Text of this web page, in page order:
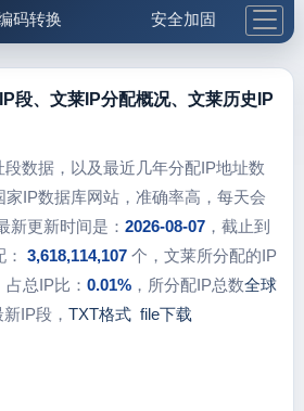
码转换 安全加固
活便民 更多工具
段、文莱IP分配概况、文莱历史IP
数据，以及最近几年分配IP地址数
IP数据库网站，准确率高，每天会
新更新时间是： 2026-08-07，截止到
3,618,114,107个，文莱所分配的IP
总IP比： 0.01%，所分配IP总数全球
IP段， TXT格式 file下载